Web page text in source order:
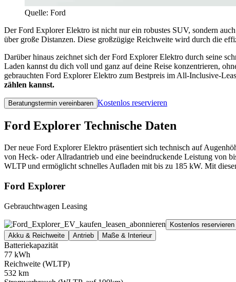
Quelle: Ford
Der Ford Explorer Elektro ist nicht nur ein robustes SUV, sondern
über große Distanzen. Diese großzügige Reichweite wird durch die
Darüber hinaus zeichnet sich der Ford Explorer Elektro durch seine
Laden kannst du dich voll und ganz auf deine Reise konzentrieren,
gebrauchten Ford Explorer Elektro zum Bestpreis im All-Inclusive-
zählen kannst.
Beratungstermin vereinbaren Kostenlos reservieren
Ford Explorer Technische Daten
Der neue Ford Explorer Elektro präsentiert sich technisch auf
von Heck- oder Allradantrieb und eine beeindruckende Leistung von
WLTP und ermöglicht schnelles Aufladen mit bis zu 185 kW. Mit
Ford Explorer
Gebrauchtwagen Leasing
Kostenlos reservieren
Akku & Reichweite
Antrieb Maße & Interieur
Batteriekapazität
77 kWh
Reichweite (WLTP)
532 km